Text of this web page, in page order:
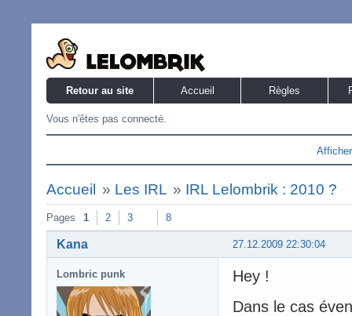
Retour au site Accueil Règles
Vous n'êtes pas connecté.
Accueil » Les IRL » IRL Lelombrik : 2010 ?
Pages 1 2 3 8
27.12.2009 22:30:04
Kana
Lombric punk
Hey !
Dans le cas